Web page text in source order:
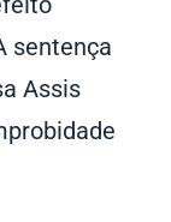
sentença
Assis